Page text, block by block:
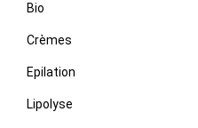
Bio
Crèmes
Epilation
Lipolyse